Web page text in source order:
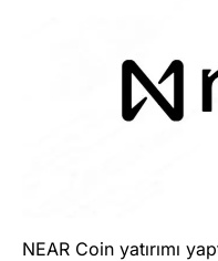
NEAR Coin yatırımı